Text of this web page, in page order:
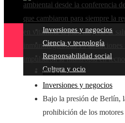
ambiental desde la conferencia
que cambiaron para siempre la
en vitamina C para mejorar la
inmunológicoLas 15 donaciones
impulsaron la filantropía en
Inversiones y negocios
Ciencia y tecnología
Responsabilidad social
Cultura y ocio
Inicio
Inversiones y negocios
Bajo la presión de Berlín,
prohibición de los